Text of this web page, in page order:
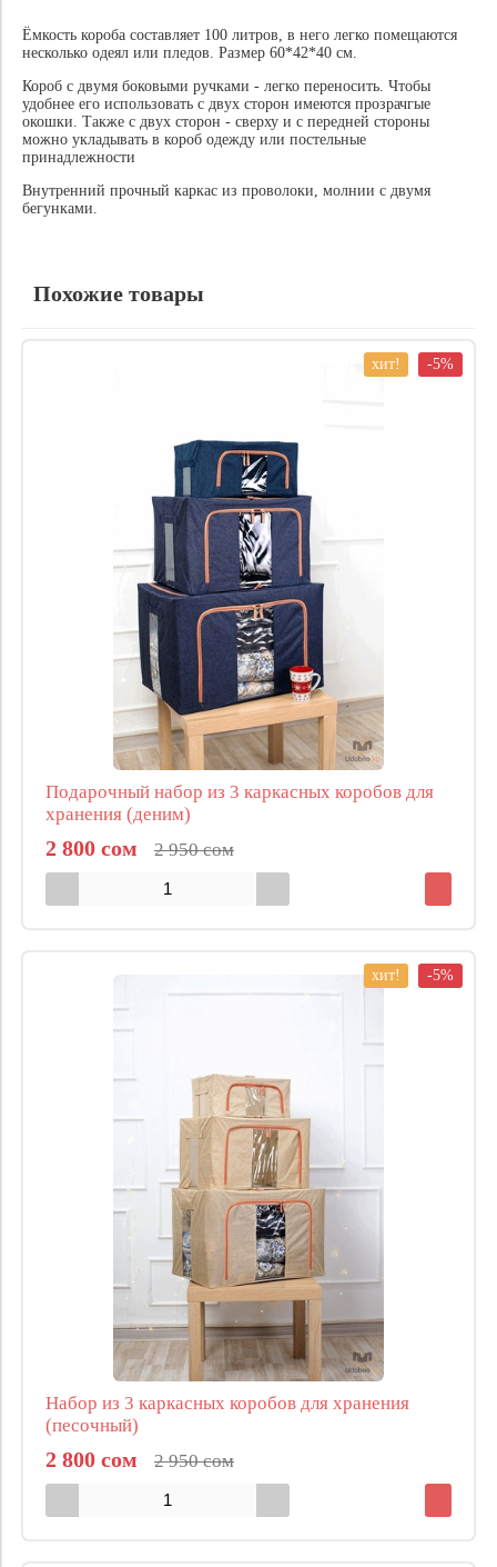
Ёмкость короба составляет 100 литров, в него легко помещаются
несколько одеял или пледов. Размер 60*42*40 см.
Короб с двумя боковыми ручками - легко переносить. Чтобы
удобнее его использовать с двух сторон имеются прозрачгые
окошки. Также с двух сторон - сверху и с передней стороны
можно укладывать в короб одежду или постельные
принадлежности
Внутренний прочный каркас из проволоки, молнии с двумя
бегунками.
Похожие товары
хит! -5%
Подарочный набор из 3 каркасных коробов для
хранения (деним)
2 800 сом 2 950 сом
хит! -5%
Набор из 3 каркасных коробов для хранения
(песочный)
2 800 сом 2 950 сом